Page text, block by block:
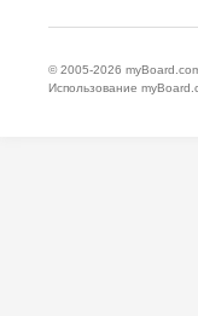
© 2005-2026
Использование